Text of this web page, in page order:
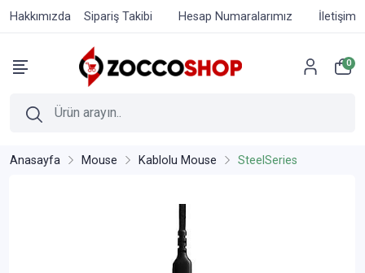
Hakkımızda Sipariş Takibi Hesap Numaralarımız İletişim
0
Anasayfa Mouse Kablolu Mouse SteelSeries